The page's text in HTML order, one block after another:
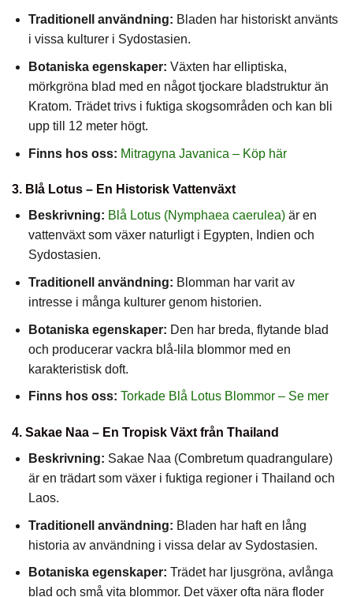
Traditionell användning: Bladen har historiskt använts
i vissa kulturer i Sydostasien.
Botaniska egenskaper: Växten har elliptiska,
mörkgröna blad med en något tjockare bladstruktur än
Kratom. Trädet trivs i fuktiga skogsområden och kan bli
upp till 12 meter högt.
Finns hos oss: Mitragyna Javanica – Köp här
3. Blå Lotus – En Historisk Vattenväxt
Beskrivning: Blå Lotus (Nymphaea caerulea)är en
vattenväxt som växer naturligt i Egypten, Indien och
Sydostasien.
Traditionell användning: Blomman har varit av
intresse i många kulturer genom historien.
Botaniska egenskaper: Den har breda, flytande blad
och producerar vackra blå-lila blommor med en
karakteristisk doft.
Finns hos oss: Torkade Blå Lotus Blommor – Se mer
4. Sakae Naa – En Tropisk Växt från Thailand
Beskrivning: Sakae Naa (Combretum quadrangulare)
är en trädart som växer i fuktiga regioner i Thailand och
Laos.
Traditionell användning: Bladen har haft en lång
historia av användning i vissa delar av Sydostasien.
Botaniska egenskaper: Trädet har ljusgröna, avlånga
blad och små vita blommor. Det växer ofta nära floder